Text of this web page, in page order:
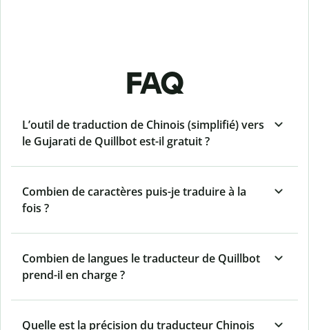
FAQ
L’outil de traduction de Chinois (simplifié) vers
le Gujarati de Quillbot est-il gratuit ?
Combien de caractères puis-je traduire à la
fois ?
Combien de langues le traducteur de Quillbot
prend-il en charge ?
Quelle est la précision du traducteur Chinois